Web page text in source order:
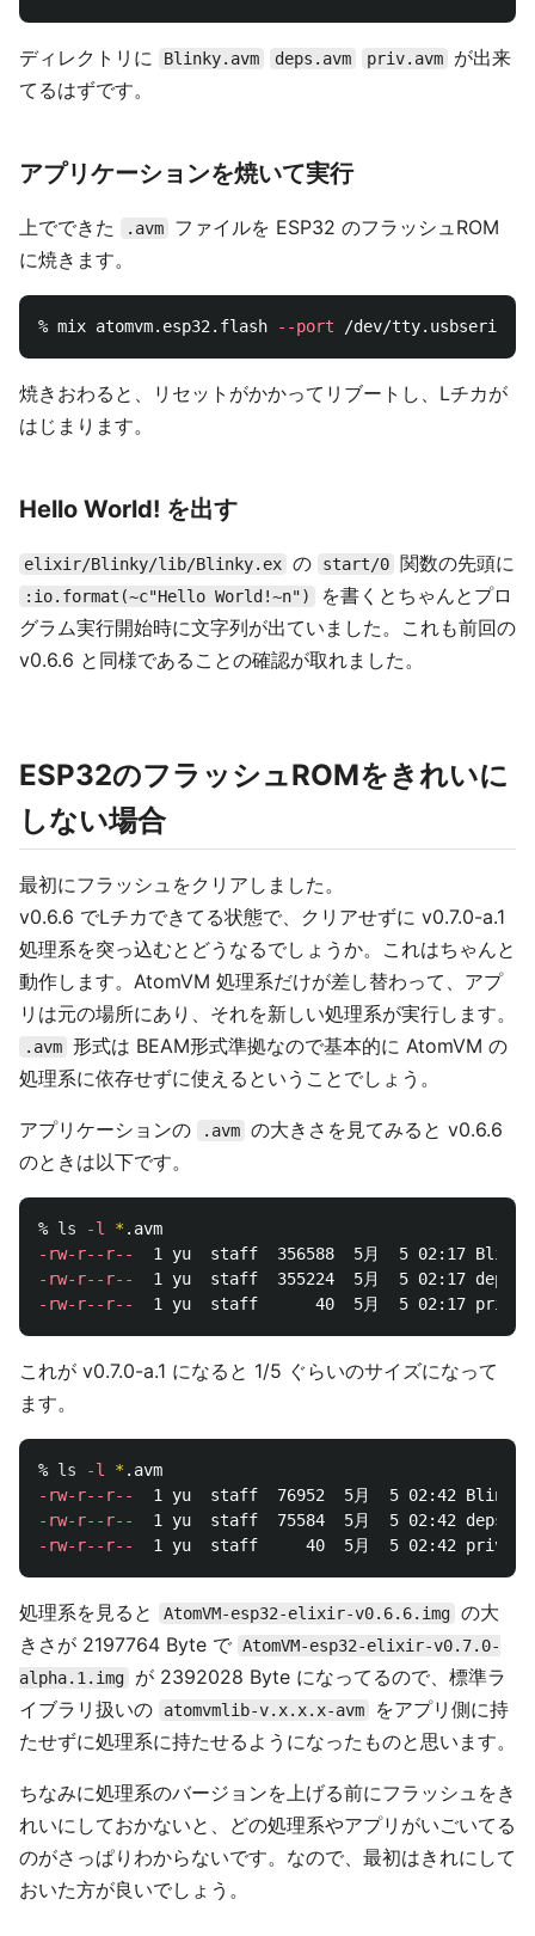
ディレクトリに Blinky.avm deps.avm priv.avm
が出来
てるはずです。
アプリケーションを焼いて実行
上でできた .avm
ファイルを ESP32 のフラッシュROM
に焼きます。
% mix atomvm.esp32.flash --port
焼きおわると、リセットがかかってリブートし、Lチカが
はじまります。
Hello World! を出す
elixir/Blinky/lib/Blinky.ex の start/0 関数の先頭に
:io.format(~c"Hello World!~n")
を書くとちゃんとプロ
グラム実行開始時に文字列が出ていました。これも前回の
v0.6.6 と同様であることの確認が取れました。
ESP32のフラッシュROMをきれいに
しない場合
最初にフラッシュをクリアしました。
v0.6.6 でLチカできてる状態で、クリアせずに v0.7.0-a.1
処理系を突っ込むとどうなるでしょうか。これはちゃんと
動作します。AtomVM 処理系だけが差し替わって、アプ
リは元の場所にあり、それを新しい処理系が実行します。
.avm 形式は BEAM形式準拠なので基本的に AtomVM の
処理系に依存せずに使えるということでしょう。
アプリケーションの .avm の大きさを見てみると v0.6.6
のときは以下です。
% ls -l *
-rw-r--r--
-rw-r--r--
-rw-r--r--
これが v0.7.0-a.1 になると 1/5 ぐらいのサイズになって
ます。
% ls -l *
-rw-r--r--
-rw-r--r--
-rw-r--r--
処理系を見ると AtomVM-esp32-elixir-v0.6.6.img の大
きさが 2197764 Byte で AtomVM-esp32-elixir-v0.7.0-
alpha.1.img
が 2392028 Byte になってるので、標準ラ
イブラリ扱いの
atomvmlib-v.x.x.x-avm
をアプリ側に持
たせずに処理系に持たせるようになったものと思います。
ちなみに処理系のバージョンを上げる前にフラッシュをき
れいにしておかないと、どの処理系やアプリがいごいてる
のがさっぱりわからないです。なので、最初はきれにして
おいた方が良いでしょう。